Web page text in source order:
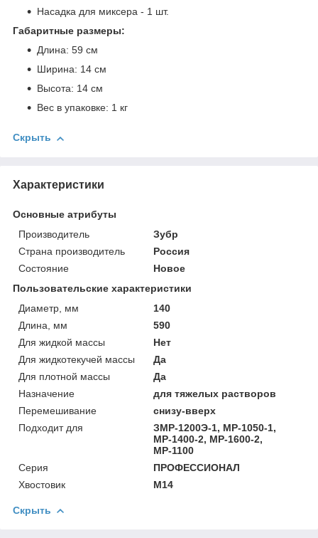
Насадка для миксера - 1 шт.
Габаритные размеры:
Длина: 59 см
Ширина: 14 см
Высота: 14 см
Вес в упаковке: 1 кг
Скрыть
Характеристики
Основные атрибуты
Производитель
Зубр
Страна производитель
Россия
Состояние
Новое
Пользовательские характеристики
Диаметр, мм
140
Длина, мм
590
Для жидкой массы
Нет
Для жидкотекучей массы
Да
Для плотной массы
Да
Назначение
для тяжелых растворов
Перемешивание
снизу-вверх
Подходит для
ЗМР-1200Э-1, МР-1050-1,
МР-1400-2, МР-1600-2,
МР-1100
Серия
ПРОФЕССИОНАЛ
Хвостовик
М14
Скрыть